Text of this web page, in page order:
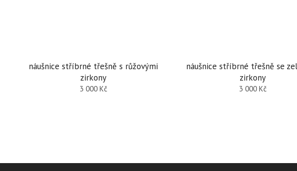
náušnice stříbrné třešně s růžovými
zirkony
3 000 Kč
náušnice stříbrné třešně se
zirkony
3 000 Kč